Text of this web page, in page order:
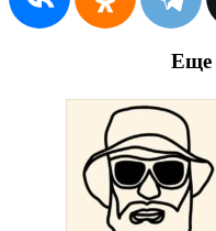
Еще